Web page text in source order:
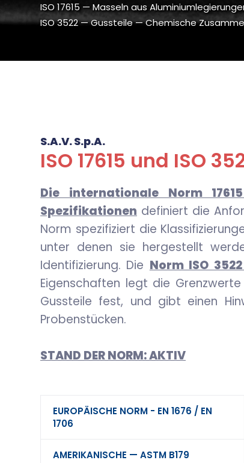
ISO 17615 — Masseln aus
ISO 3522 — Gussteile — Chemische
S.A.V. S.p.A.
ISO 17615 und ISO
Die internationale Norm
Spezifikationen definiert die
Norm spezifiziert die
unter denen sie hergestellt
Identifizierung. Die Norm ISO
Eigenschaften legt die
Gussteile fest, und gibt einen
Probenstücken.
STAND DER NORM: AKTIV
EUROPÄISCHE NORM - EN 1676 / EN
1706
AMERIKANISCHE — ASTM B179